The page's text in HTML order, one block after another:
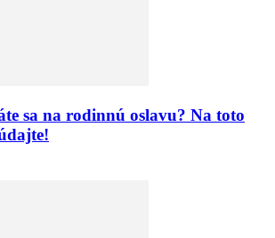
sa na rodinnú oslavu? Na toto